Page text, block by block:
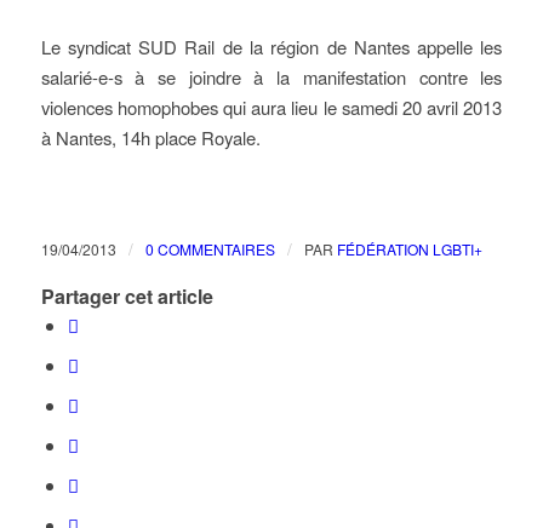
Le syndicat SUD Rail de la région de Nantes appelle les
salarié-e-s à se joindre à la manifestation contre les
violences homophobes qui aura lieu le samedi 20 avril 2013
à Nantes, 14h place Royale.
19/04/2013 / 0 COMMENTAIRES / PAR FÉDÉRATION LGBTI+
Partager cet article